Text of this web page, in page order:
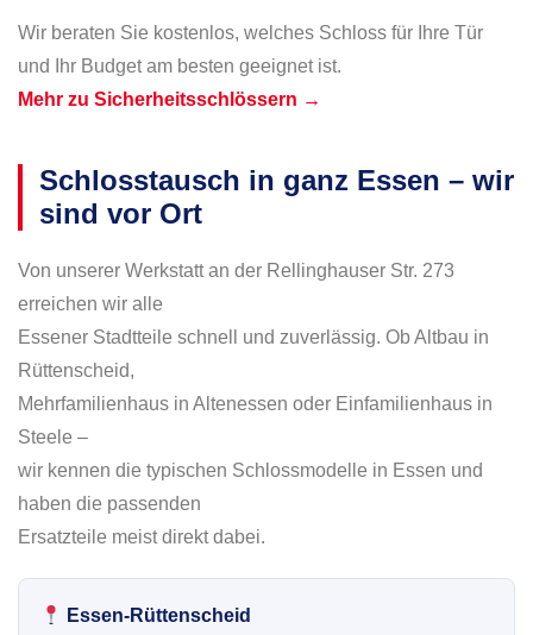
Wir beraten Sie kostenlos, welches Schloss für Ihre Tür
und Ihr Budget am besten geeignet ist.
Mehr zu Sicherheitsschlössern →
Schlosstausch in ganz Essen – wir
sind vor Ort
Von unserer Werkstatt an der Rellinghauser Str. 273
erreichen wir alle
Essener Stadtteile schnell und zuverlässig. Ob Altbau in
Rüttenscheid,
Mehrfamilienhaus in Altenessen oder Einfamilienhaus in
Steele –
wir kennen die typischen Schlossmodelle in Essen und
haben die passenden
Ersatzteile meist direkt dabei.
Essen-Rüttenscheid